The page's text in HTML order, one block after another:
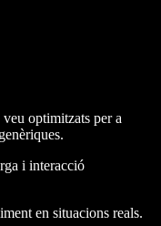
optimitzats per a
i interacció
en situacions reals.